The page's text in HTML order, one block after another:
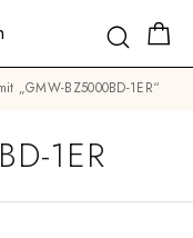
„GMW-BZ5000BD-1ER“
1ER